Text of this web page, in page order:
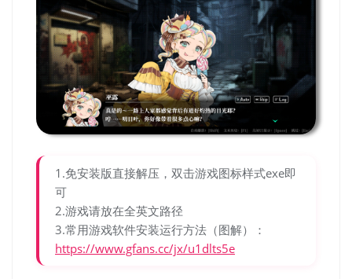
1.免安装版直接解压，双击游戏图标样式exe即
可
2.游戏请放在全英文路径
3.常用游戏软件安装运行方法（图解）：
https://www.gfans.cc/jx/u1dlts5e